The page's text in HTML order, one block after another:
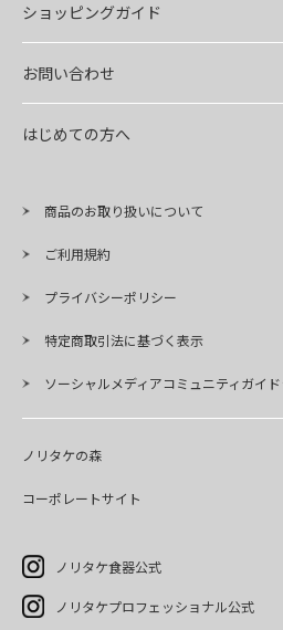
ショッピングガイド
お問い合わせ
はじめての方へ
商品のお取り扱いについて
ご利用規約
プライバシーポリシー
特定商取引法に基づく表示
ソーシャルメディアコミュニティガイ
ノリタケの森
コーポレートサイト
ノリタケ食器公式
ノリタケプロフェッショナル公式